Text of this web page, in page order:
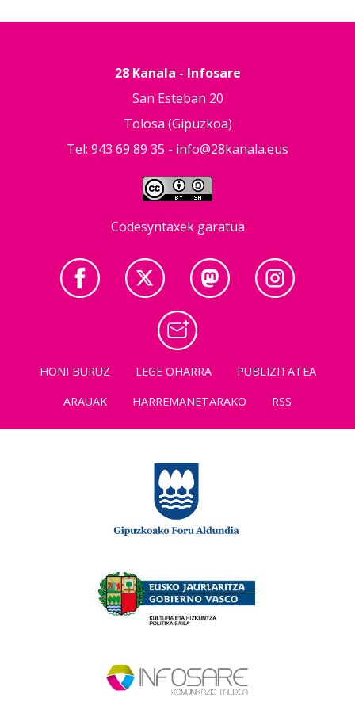
28 Kanala - Infosare
San Esteban 20
Tolosa (Gipuzkoa)
Tel: 943 69 89 35 - info@28kanala.eus
Codesyntaxek garatua
HONI BURUZ LEGE OHARRA
PUBLIZITATEA
ARAUAK
HARREMANETARAKO RSS